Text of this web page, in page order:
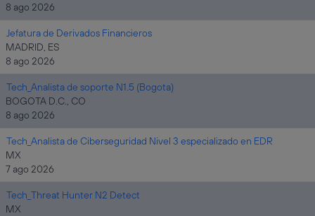
8 ago 2026
Jefatura de Derivados Financieros
MADRID, ES
8 ago 2026
Tech_Analista de soporte N1.5 (Bogota)
BOGOTA D.C., CO
8 ago 2026
Tech_Analista de Ciberseguridad Nivel 3 especializado en EDR
MX
7 ago 2026
Tech_Threat Hunter N2 Detect
MX